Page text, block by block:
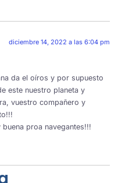
diciembre 14, 2022 a las 6:04 pm
da el oíros y por supuesto
este nuestro planeta y
vuestro compañero y
proa navegantes!!!